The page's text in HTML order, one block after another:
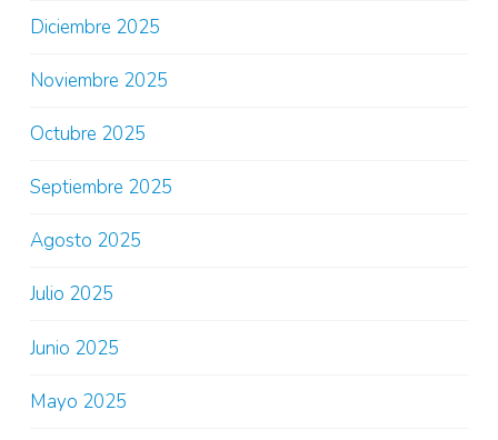
Diciembre 2025
Noviembre 2025
Octubre 2025
Septiembre 2025
Agosto 2025
Julio 2025
Junio 2025
Mayo 2025